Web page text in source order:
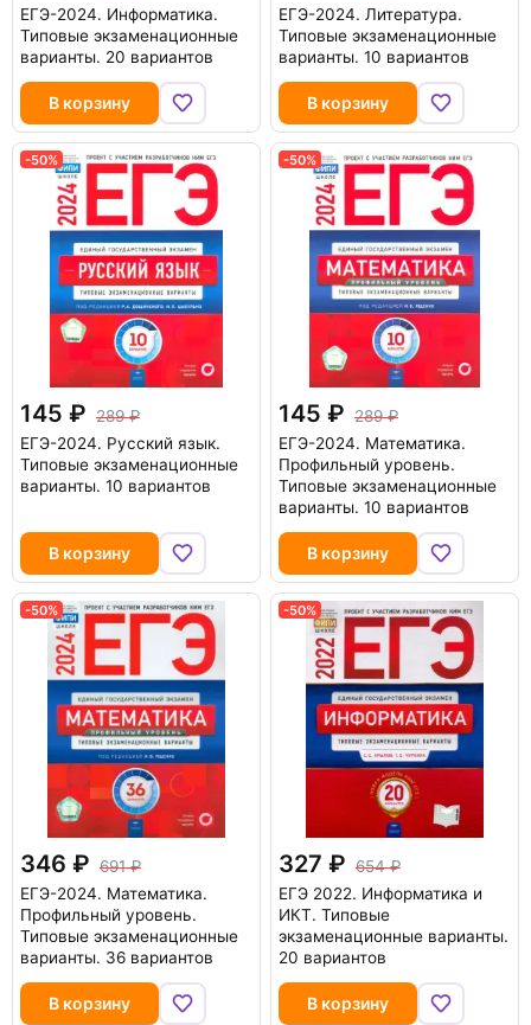
ЕГЭ-2024. Информатика.
Типовые экзаменационные
варианты. 20 вариантов
В корзину
ЕГЭ-2024. Литература.
Типовые экзаменационные
варианты. 10 вариантов
В корзину
-50%
145
289
ЕГЭ-2024. Русский язык.
Типовые экзаменационные
варианты. 10 вариантов
В корзину
-50%
145
289
ЕГЭ-2024. Математика.
Профильный уровень.
Типовые экзаменационные
варианты. 10 вариантов
В корзину
-50%
346
691
ЕГЭ-2024. Математика.
Профильный уровень.
Типовые экзаменационные
варианты. 36 вариантов
В корзину
-50%
327
654
ЕГЭ 2022. Информатика и
ИКТ. Типовые
экзаменационные варианты.
20 вариантов
В корзину